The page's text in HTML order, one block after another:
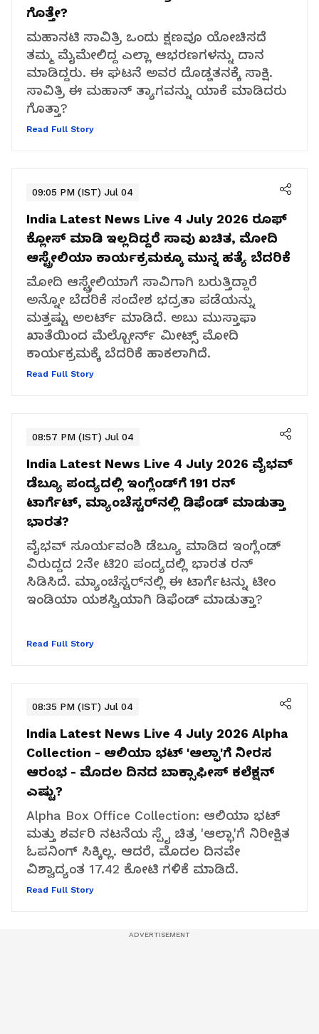
ಗೊತ್ತೇ?
ಮಹಾನಟಿ ಸಾವಿತ್ರಿ ಒಂದು ಕ್ಷಣವೂ ಯೋಚಿಸದೆ
ತಮ್ಮ ಮೈಮೇಲಿದ್ದ ಎಲ್ಲಾ ಆಭರಣಗಳನ್ನು ದಾನ
ಮಾಡಿದ್ದರು. ಈ ಘಟನೆ ಅವರ ದೊಡ್ಡತನಕ್ಕೆ ಸಾಕ್ಷಿ.
ಸಾವಿತ್ರಿ ಈ ಮಹಾನ್ ತ್ಯಾಗವನ್ನು ಯಾಕೆ ಮಾಡಿದರು
ಗೊತ್ತಾ?
Read Full Story
09:05 PM (IST) Jul 04
India Latest News Live 4 July 2026 ರೂಫ್
ಕ್ಲೋಸ್ ಮಾಡಿ ಇಲ್ಲದಿದ್ದರೆ ಸಾವು ಖಚಿತ, ಮೋದಿ
ಆಸ್ಟ್ರೇಲಿಯಾ ಕಾರ್ಯಕ್ರಮಕ್ಕೂ ಮುನ್ನ ಹತ್ಯೆ ಬೆದರಿಕೆ
ಮೋದಿ ಆಸ್ಟ್ರೇಲಿಯಾಗೆ ಸಾವಿಗಾಗಿ ಬರುತ್ತಿದ್ದಾರೆ
ಅನ್ನೋ ಬೆದರಿಕೆ ಸಂದೇಶ ಭದ್ರತಾ ಪಡೆಯನ್ನು
ಮತ್ತಷ್ಟು ಅಲರ್ಟ್ ಮಾಡಿದೆ. ಅಬು ಮುಸ್ತಾಫಾ
ಖಾತೆಯಿಂದ ಮೆಲ್ಬೋರ್ನ್ ಮೀಟ್ಸ್ ಮೋದಿ
ಕಾರ್ಯಕ್ರಮಕ್ಕೆ ಬೆದರಿಕೆ ಹಾಕಲಾಗಿದೆ.
Read Full Story
08:57 PM (IST) Jul 04
India Latest News Live 4 July 2026 ವೈಭವ್
ಡೆಬ್ಯೂ ಪಂದ್ಯದಲ್ಲಿ ಇಂಗ್ಲೆಂಡ್‌ಗೆ 191 ರನ್
ಟಾರ್ಗೆಟ್, ಮ್ಯಾಂಚೆಸ್ಟರ್‌ನಲ್ಲಿ ಡಿಫೆಂಡ್ ಮಾಡುತ್ತಾ
ಭಾರತ?
ವೈಭವ್ ಸೂರ್ಯವಂಶಿ ಡೆಬ್ಯೂ ಮಾಡಿದ ಇಂಗ್ಲೆಂಡ್
ವಿರುದ್ದದ 2ನೇ ಟಿ20 ಪಂದ್ಯದಲ್ಲಿ ಭಾರತ ರನ್
ಸಿಡಿಸಿದೆ. ಮ್ಯಾಂಚೆಸ್ಟರ್‌ನಲ್ಲಿ ಈ ಟಾರ್ಗೆಟನ್ನು ಟೀಂ
ಇಂಡಿಯಾ ಯಶಸ್ವಿಯಾಗಿ ಡಿಫೆಂಡ್ ಮಾಡುತ್ತಾ?
Read Full Story
08:35 PM (IST) Jul 04
India Latest News Live 4 July 2026 Alpha
Collection - ಆಲಿಯಾ ಭಟ್ 'ಆಲ್ಫಾ'ಗೆ ನೀರಸ
ಆರಂಭ - ಮೊದಲ ದಿನದ ಬಾಕ್ಸಾಫೀಸ್ ಕಲೆಕ್ಷನ್
ಎಷ್ಟು?
Alpha Box Office Collection: ಆಲಿಯಾ ಭಟ್
ಮತ್ತು ಶರ್ವರಿ ನಟನೆಯ ಸ್ಪೈ ಚಿತ್ರ 'ಆಲ್ಫಾ'ಗೆ ನಿರೀಕ್ಷಿತ
ಓಪನಿಂಗ್ ಸಿಕ್ಕಿಲ್ಲ. ಆದರೆ, ಮೊದಲ ದಿನವೇ
ವಿಶ್ವಾದ್ಯಂತ ₹17.42 ಕೋಟಿ ಗಳಿಕೆ ಮಾಡಿದೆ.
Read Full Story